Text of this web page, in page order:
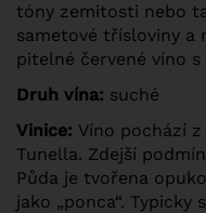
tóny zemitosti nebo
sametové třísloviny a
pitelné červené víno
Druh vína: suché
Vinice: Víno pochází
Tunella. Zdejší
Půda je tvořena
jako „ponca“.